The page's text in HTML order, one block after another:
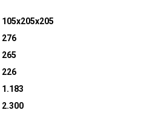
105x205x205
276
265
226
1.183
2.300